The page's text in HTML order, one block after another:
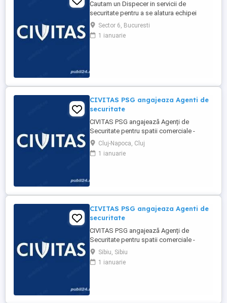
Cautam un Dispecer in servicii de
securitate pentru a se alatura echipei
noastre. Candidatul ideal va fi responsabil
pentru monitorizarea sistemelor de
securitate, gestionarea alarmelor si a
Sector 6, Bucuresti
1 ianuarie
CIVITAS PSG angajeaza Agenti de
securitate
CIVITAS PSG angajează Agenți de
Securitate pentru spatii comerciale -
magazine de haine din Mall
Responsabilități: * Asigurarea securității
persoanelor și a bunurilor. * Monitorizarea
Cluj-Napoca, Cluj
1 ianuarie
CIVITAS PSG angajeaza Agenti de
securitate
CIVITAS PSG angajează Agenți de
Securitate pentru spatii comerciale -
magazine de haine sau bricolaj
Responsabilități: * Asigurarea securității
persoanelor și a bunurilor. * Monitorizarea
Sibiu, Sibiu
1 ianuarie